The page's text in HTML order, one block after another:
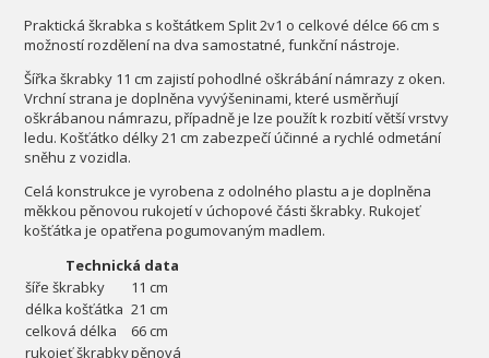
Praktická škrabka s koštátkem Split 2v1 o celkové délce 66 cm s
možností rozdělení na dva samostatné, funkční nástroje.
Šířka škrabky 11 cm zajistí pohodlné oškrábání námrazy z oken.
Vrchní strana je doplněna vyvýšeninami, které usměrňují
oškrábanou námrazu, případně je lze použít k rozbití větší vrstvy
ledu. Košťátko délky 21 cm zabezpečí účinné a rychlé odmetání
sněhu z vozidla.
Celá konstrukce je vyrobena z odolného plastu a je doplněna
měkkou pěnovou rukojetí v úchopové části škrabky. Rukojeť
košťátka je opatřena pogumovaným madlem.
Technická data
šíře škrabky
11 cm
délka košťátka 21 cm
celková délka
66 cm
rukojeť škrabkypěnová